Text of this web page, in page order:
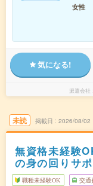
女性
気になる!
派遣会社
未読 掲載日 2026/08/02
無資格未経験
の身の回りサ
職種未経験OK 交通